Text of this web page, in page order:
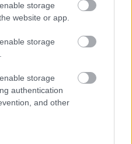
storage
website or app.
storage
storage
authentication
and other